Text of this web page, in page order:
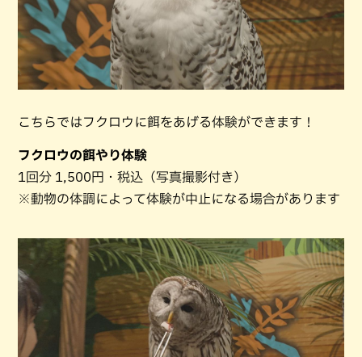
こちらではフクロウに餌をあげる体験ができます！
フクロウの餌やり体験
1回分 1,500円・税込（写真撮影付き）
※動物の体調によって体験が中止になる場合があります